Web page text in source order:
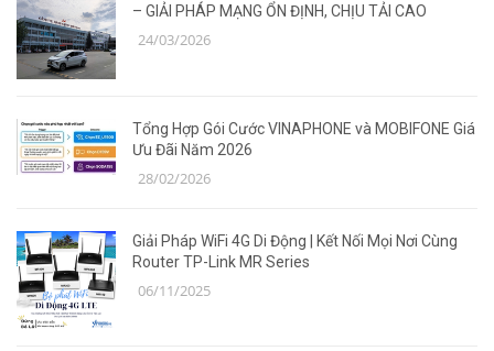
– GIẢI PHÁP MẠNG ỔN ĐỊNH, CHỊU TẢI CAO
24/03/2026
Tổng Hợp Gói Cước VINAPHONE và MOBIFONE Giá
Ưu Đãi Năm 2026
28/02/2026
Giải Pháp WiFi 4G Di Động | Kết Nối Mọi Nơi Cùng
Router TP-Link MR Series
06/11/2025